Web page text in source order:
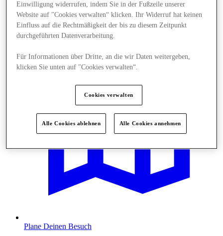
Angebote
Plane Deinen Besuch
Einwilligung widerrufen, indem Sie in der Fußzeile unserer
Website auf "Cookies verwalten“ klicken. Ihr Widerruf hat keinen
Einfluss auf die Rechtmäßigkeit der bis zu diesem Zeitpunkt
durchgeführten Datenverarbeitung.
Für Informationen über Dritte, an die wir Daten weitergeben,
klicken Sie unten auf "Cookies verwalten“.
Cookies verwalten
Alle Cookies ablehnen Alle Cookies annehmen